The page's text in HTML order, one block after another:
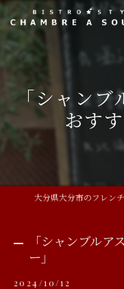
「シャン
おす
「シャンブル
ー」
2024/10/12